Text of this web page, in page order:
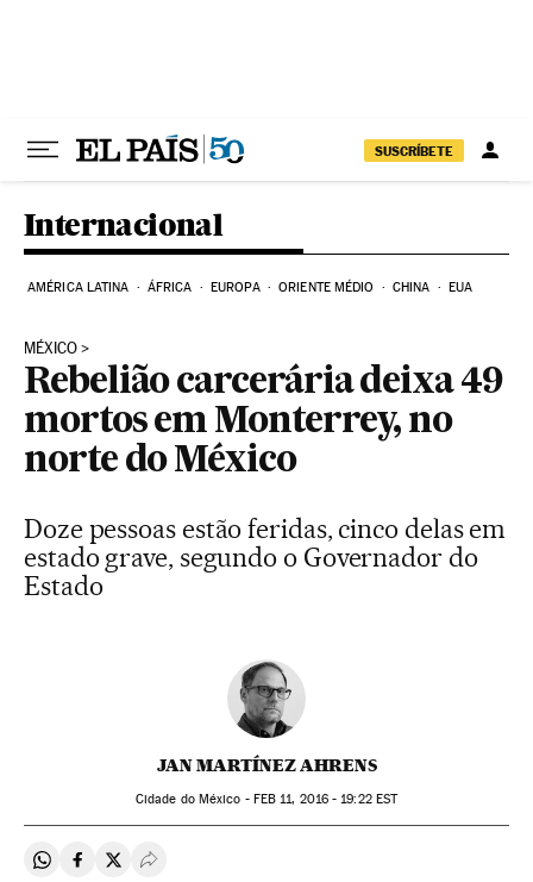
SUSCRÍBETE
Internacional
AMÉRICA LATINA ÁFRICA EUROPA ORIENTE MÉDIO CHINA EUA
MÉXICO
Rebelião carcerária deixa 49
mortos em Monterrey, no
norte do México
Doze pessoas estão feridas, cinco delas em
estado grave, segundo o Governador do
Estado
JAN MARTÍNEZ AHRENS
Cidade do México - FEB 11, 2016 - 19:22EST
Compartir en Whatsapp
Compartir en Facebook
Compartir en Twitter
Desplegar Redes Sociales